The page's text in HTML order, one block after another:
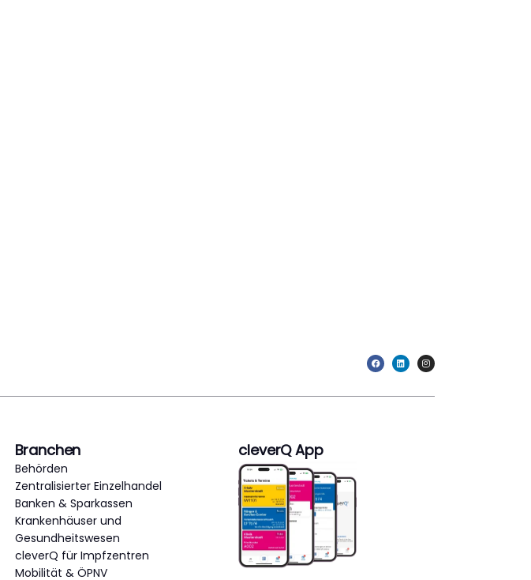
Branchen
Behörden
Zentralisierter Einzelhandel
Banken & Sparkassen
Krankenhäuser und
Gesundheitswesen
cleverQ für Impfzentren
Mobilität & ÖPNV
cleverQ App